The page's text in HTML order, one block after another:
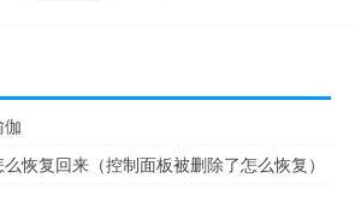
恢复回来（控制面板被删除了怎么恢复）